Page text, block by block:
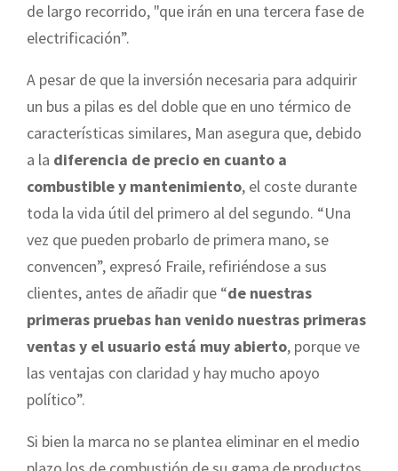
de largo recorrido, "que irán en una tercera fase de
electrificación”.
A pesar de que la inversión necesaria para adquirir
un bus a pilas es del doble que en uno térmico de
características similares, Man asegura que, debido
a la diferencia de precio en cuanto a
combustible y mantenimiento, el coste durante
toda la vida útil del primero al del segundo. “Una
vez que pueden probarlo de primera mano, se
convencen”, expresó Fraile, refiriéndose a sus
clientes, antes de añadir que “de nuestras
primeras pruebas han venido nuestras primeras
ventas y el usuario está muy abierto, porque ve
las ventajas con claridad y hay mucho apoyo
político”.
Si bien la marca no se plantea eliminar en el medio